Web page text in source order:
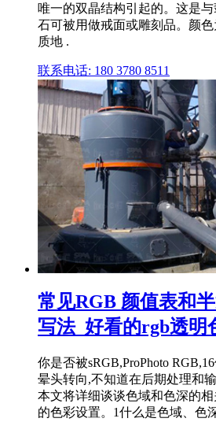
唯一的双晶结构引起的。这是
石可被用做戒面或雕刻品。颜
质地 .
联系电话: 180 3780 8511
常见RGB 颜值表和
写法_好看的rgb透明
你是否被sRGB,ProPhoto
晕头转向,不知道在后期处理和
本文将详细谈谈色域和色深的
的色彩设置。1什么是色域、色